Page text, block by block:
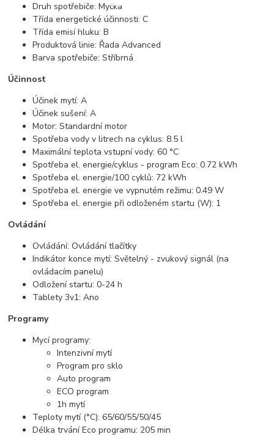
Druh spotřebiče: Myčka
Třída energetické účinnosti: C
Třída emisí hluku: B
Produktová linie: Řada Advanced
Barva spotřebiče: Stříbrná
Účinnost
Účinek mytí: A
Účinek sušení: A
Motor: Standardní motor
Spotřeba vody v litrech na cyklus: 8.5 l
Maximální teplota vstupní vody: 60 °C
Spotřeba el. energie/cyklus - program Eco: 0.72 kWh
Spotřeba el. energie/100 cyklů: 72 kWh
Spotřeba el. energie ve vypnutém režimu: 0.49 W
Spotřeba el. energie při odloženém startu (W): 1
Ovládání
Ovládání: Ovládání tlačítky
Indikátor konce mytí: Světelný - zvukový signál (na
ovládacím panelu)
Odložení startu: 0-24 h
Tablety 3v1: Ano
Programy
Mycí programy:
Intenzivní mytí
Program pro sklo
Auto program
ECO program
1h mytí
Teploty mytí (°C): 65/60/55/50/45
Délka trvání Eco programu: 205 min